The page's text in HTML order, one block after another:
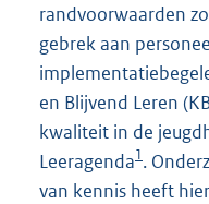
randvoorwaarden
gebrek aan
en Blijvend Leren
kwaliteit in de
Leeragenda1.
van kennis heeft